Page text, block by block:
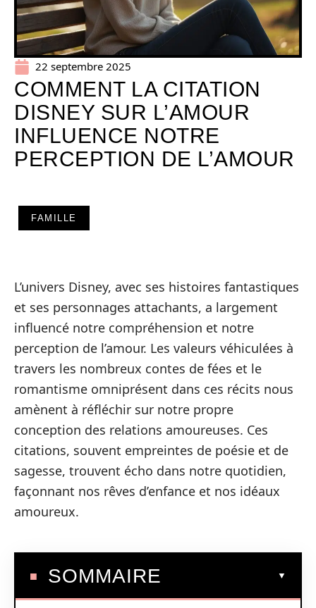
22 septembre 2025
COMMENT LA CITATION
DISNEY SUR L’AMOUR
INFLUENCE NOTRE
PERCEPTION DE L’AMOUR
FAMILLE
L’univers Disney, avec ses histoires fantastiques
et ses personnages attachants, a largement
influencé notre compréhension et notre
perception de l’amour. Les valeurs véhiculées à
travers les nombreux contes de fées et le
romantisme omniprésent dans ces récits nous
amènent à réfléchir sur notre propre
conception des relations amoureuses. Ces
citations, souvent empreintes de poésie et de
sagesse, trouvent écho dans notre quotidien,
façonnant nos rêves d’enfance et nos idéaux
amoureux.
SOMMAIRE